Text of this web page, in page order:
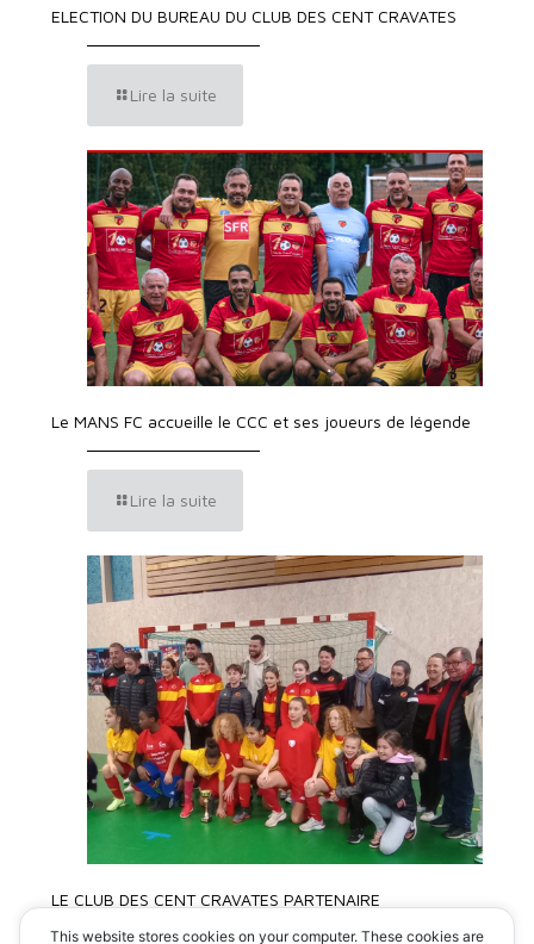
ELECTION DU BUREAU DU CLUB DES CENT CRAVATES
Lire la suite
Le MANS FC accueille le CCC et ses joueurs de légende
Lire la suite
LE CLUB DES CENT CRAVATES PARTENAIRE
This website stores cookies on your computer. These cookies are